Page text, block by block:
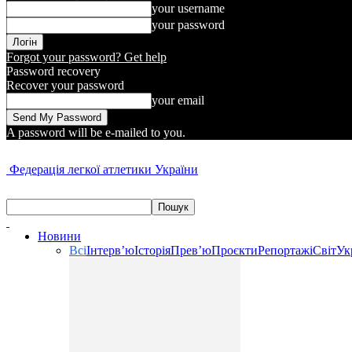
your username
your password
Forgot your password? Get help
Password recovery
Recover your password
your email
A password will be e-mailed to you.
Федерація легкої атлетики України
Новини
ВсіІнтерв’юІсторіяПрев’юПроєктиРепортажіСвіт